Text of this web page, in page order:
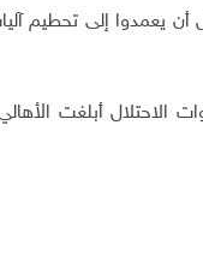
يعمدوا إلى تحطيم
الاحتلال أبلغت